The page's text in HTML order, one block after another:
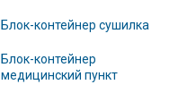
Блок-контейнер сушилка
Блок-контейнер
медицинский пункт